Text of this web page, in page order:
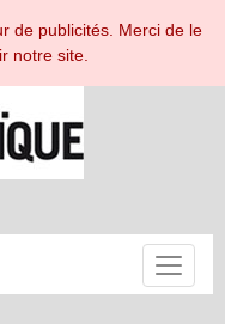
Toggle
de publicités. Merci de le
notre site.